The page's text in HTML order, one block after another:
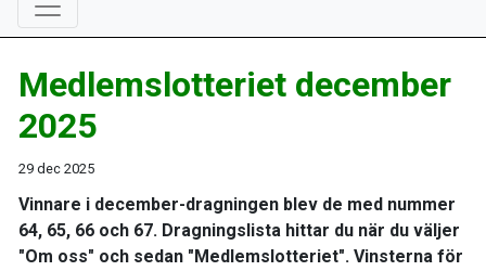
Medlemslotteriet december
2025
29 dec 2025
Vinnare i december-dragningen blev de med nummer
64, 65, 66 och 67. Dragningslista hittar du när du väljer
"Om oss" och sedan "Medlemslotteriet". Vinsterna för